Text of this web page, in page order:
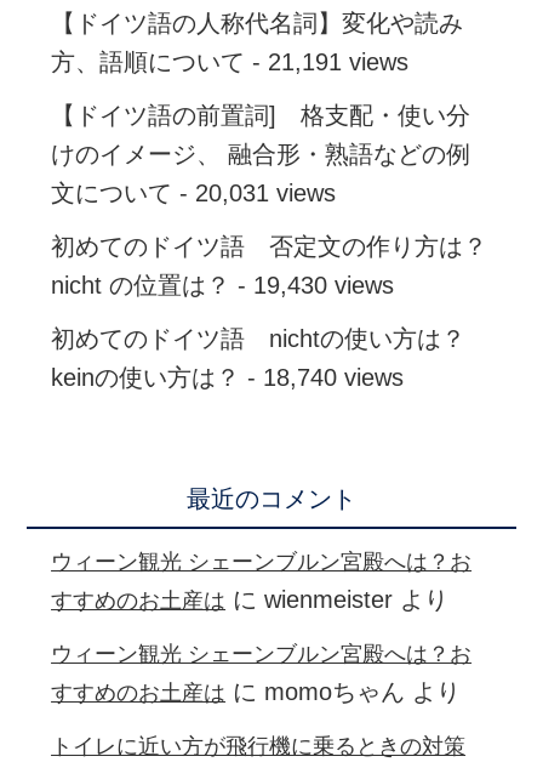
【ドイツ語の人称代名詞】変化や読み
方、語順について - 21,191 views
【ドイツ語の前置詞] 格支配・使い分
けのイメージ、 融合形・熟語などの例
文について - 20,031 views
初めてのドイツ語 否定文の作り方は？
nicht の位置は？ - 19,430 views
初めてのドイツ語 nichtの使い方は？
keinの使い方は？ - 18,740 views
最近のコメント
ウィーン観光 シェーンブルン宮殿へは？お
すすめのお土産は にwienmeister より
ウィーン観光 シェーンブルン宮殿へは？お
すすめのお土産は に momoちゃん より
トイレに近い方が飛行機に乗るときの対策